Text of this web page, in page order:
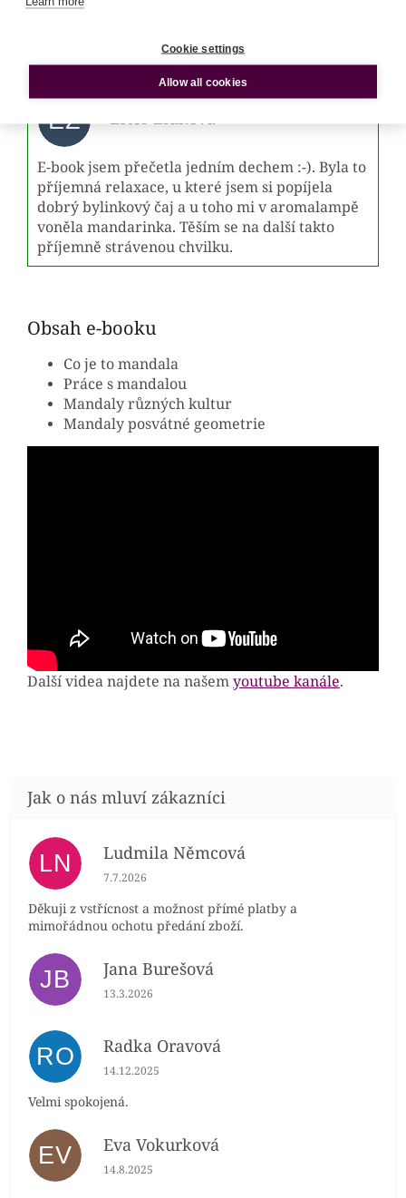
Bezpečného průvodce rozlehlým světem
mandal
EŽ Ester Židková
E-book jsem přečetla jedním dechem :-). Byla to
příjemná relaxace, u které jsem si popíjela
dobrý bylinkový čaj a u toho mi v aromalampě
voněla mandarinka. Těším se na další takto
příjemně strávenou chvilku.
Obsah e-booku
Co je to mandala
Práce s mandalou
Mandaly různých kultur
Mandaly posvátné geometrie
Další videa najdete na našemyoutube kanále.
LN Ludmila Němcová
Hodnocení obchodu je 5 z 5 hvězdiček.
7.7.2026
Děkuji z vstřícnost a možnost přímé platby a
mimořádnou ochotu předání zboží.
JB Jana Burešová
Hodnocení obchodu je 5 z 5 hvězdiček.
13.3.2026
RO Radka Oravová
Hodnocení obchodu je 5 z 5 hvězdiček.
14.12.2025
Velmi spokojená.
EV Eva Vokurková
Hodnocení obchodu je 5 z 5 hvězdiček.
14.8.2025
Cookie settings
Allow all cookies